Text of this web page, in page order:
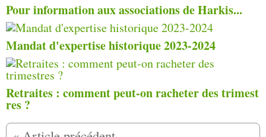
Pour information aux associations de Harkis...
Mandat d'expertise historique 2023-2024
Retraites : comment peut-on racheter des trimest
res ?